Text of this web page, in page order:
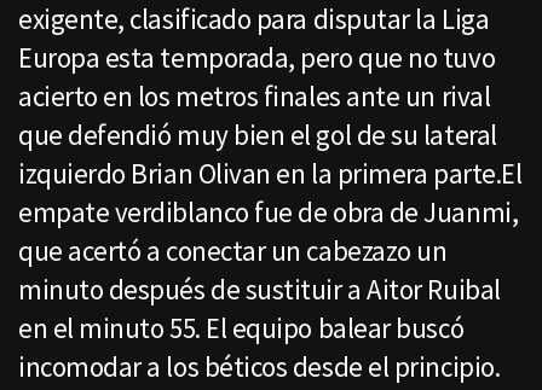
exigente, clasificado para disputar la Liga
Europa esta temporada, pero que no tuvo
acierto en los metros finales ante un rival
que defendió muy bien el gol de su lateral
izquierdo Brian Olivan en la primera parte.El
empate verdiblanco fue de obra de Juanmi,
que acertó a conectar un cabezazo un
minuto después de sustituir a Aitor Ruibal
en el minuto 55. El equipo balear buscó
incomodar a los béticos desde el principio.